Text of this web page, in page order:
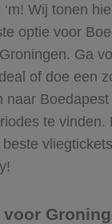
Wij tonen
optie voor
Ga
of doe een
naar
te vinden.